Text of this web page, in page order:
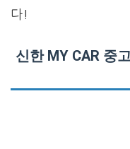
다!
신한 MY CAR 중